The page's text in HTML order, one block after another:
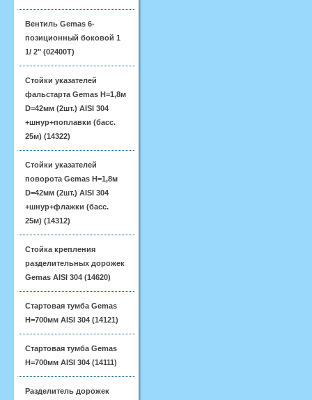
Вентиль Gemas 6-
позиционный боковой 1
1/ 2" (02400T)
Стойки указателей
фальстарта Gemas H=1,8м
D=42мм (2шт.) AISI 304
+шнур+поплавки (басс.
25м) (14322)
Стойки указателей
поворота Gemas H=1,8м
D=42мм (2шт.) AISI 304
+шнур+флажки (басс.
25м) (14312)
Стойка крепления
разделительных дорожек
Gemas AISI 304 (14620)
Стартовая тумба Gemas
H=700мм AISI 304 (14121)
Стартовая тумба Gemas
H=700мм AISI 304 (14111)
Разделитель дорожек